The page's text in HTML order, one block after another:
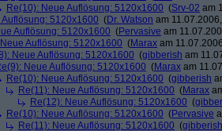
Re(10): Neue Auflösung: 5120x1600 (Srv-02 am
Auflösung: 5120x1600 (Dr. Watson am
Auflösung: 5120x1600 (Pervasive am
Auflösung: 5120x1600 (Marax am
Neue Auflösung: 5120x1600 (gibberish am
Neue Auflösung: 5120x1600 (Marax am
Re(10): Neue Auflösung: 5120x1600 (gibberish
Re(11): Neue Auflösung: 5120x1600 (Marax
Re(12): Neue Auflösung: 5120x1600 (
Re(10): Neue Auflösung: 5120x1600 (Pervasive
Re(11): Neue Auflösung: 5120x1600 (gibberish